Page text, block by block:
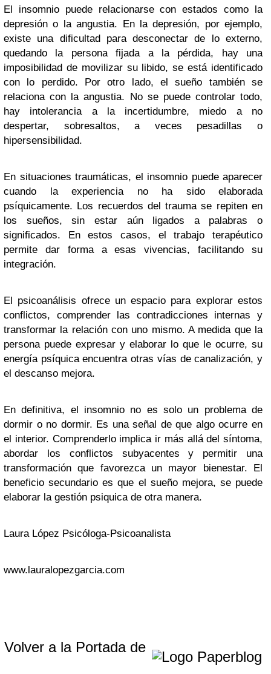
El insomnio puede relacionarse con estados como la
depresión o la angustia. En la depresión, por ejemplo,
existe una dificultad para desconectar de lo externo,
quedando la persona fijada a la pérdida, hay una
imposibilidad de movilizar su libido, se está identificado
con lo perdido. Por otro lado, el sueño también se
relaciona con la angustia. No se puede controlar todo,
hay intolerancia a la incertidumbre, miedo a no
despertar, sobresaltos, a veces pesadillas o
hipersensibilidad.
En situaciones traumáticas, el insomnio puede aparecer
cuando la experiencia no ha sido elaborada
psíquicamente. Los recuerdos del trauma se repiten en
los sueños, sin estar aún ligados a palabras o
significados. En estos casos, el trabajo terapéutico
permite dar forma a esas vivencias, facilitando su
integración.
El psicoanálisis ofrece un espacio para explorar estos
conflictos, comprender las contradicciones internas y
transformar la relación con uno mismo. A medida que la
persona puede expresar y elaborar lo que le ocurre, su
energía psíquica encuentra otras vías de canalización, y
el descanso mejora.
En definitiva, el insomnio no es solo un problema de
dormir o no dormir. Es una señal de que algo ocurre en
el interior. Comprenderlo implica ir más allá del síntoma,
abordar los conflictos subyacentes y permitir una
transformación que favorezca un mayor bienestar. El
beneficio secundario es que el sueño mejora, se puede
elaborar la gestión psiquica de otra manera.
Laura López Psicóloga-Psicoanalista
www.lauralopezgarcia.com
Volver a la Portada de